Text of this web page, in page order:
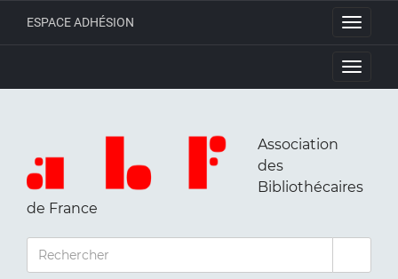
Toggle
ESPACE ADHÉSION
Toggle
Association
des
Bibliothécaires
de France
RECHERCHER